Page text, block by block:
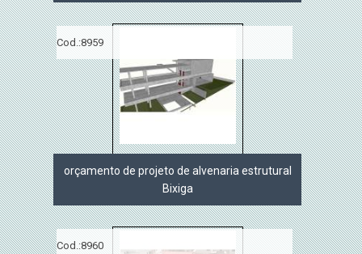
Cod.:8959
orçamento de projeto de alvenaria estrutural
Bixiga
Cod.:8960